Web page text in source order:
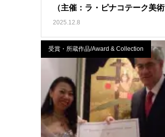
（主催：ラ・ピナコテーク美術
館）…
2025.12.8
受賞・所蔵作品/Award & Collection